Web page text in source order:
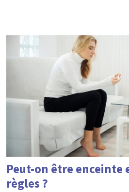
Peut-on être enceinte
règles ?